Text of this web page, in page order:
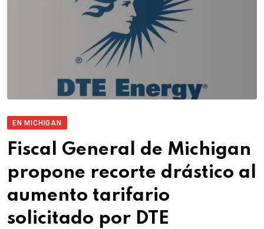
EN MICHIGAN
Fiscal General de Michigan
propone recorte drástico al
aumento tarifario
solicitado por DTE